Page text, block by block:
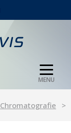
MENU
Chromatografie